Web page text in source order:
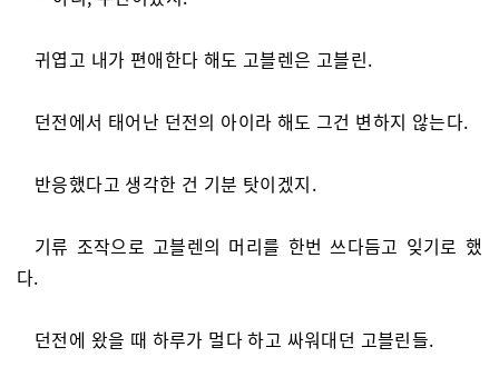
귀엽고 내가 편애한다 해도 고블렌은 고블린.
던전에서 태어난 던전의 아이라 해도 그건 변하지 않는다.
반응했다고 생각한 건 기분 탓이겠지.
기류 조작으로 고블렌의 머리를 한번 쓰다듬고 잊기로 했
다.
던전에 왔을 때 하루가 멀다 하고 싸워대던 고블린들.